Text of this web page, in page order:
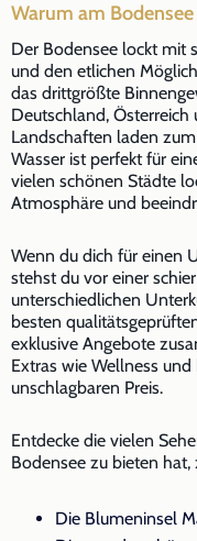
Warum am
Der Bodensee lockt mit
und den etlichen
das drittgrößte
Deutschland, Österreich
Landschaften laden
Wasser ist perfekt für
vielen schönen Städte
Atmosphäre und
Wenn du dich für einen
stehst du vor einer
unterschiedlichen
besten
exklusive Angebote
Extras wie Wellness
unschlagbaren Preis.
Entdecke die vielen
Bodensee zu bieten hat,
Die Blumeninsel